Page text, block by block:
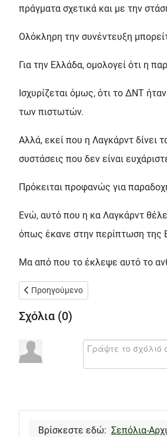
πράγματα σχετικά και με την
Ολόκληρη την συνέντευξη
Για την Ελλάδα, ομολογεί ότι η
Ισχυρίζεται όμως, ότι το ΔΝΤ
των πιστωτών.
Αλλά, εκεί που η Λαγκάρντ δίνει
συστάσεις που δεν είναι
Πρόκειται προφανώς για
Ενώ, αυτό που η κα Λαγκάρντ
όπως έκανε στην περίπτωση της
Μα από που το έκλεψε αυτό το
Προηγούμενο άρθρο: Τα αδέλφια
Προηγούμενο
Σχόλια (0)
Βρίσκεστε εδώ: Σεπόλια-